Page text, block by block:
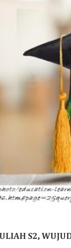
S2,